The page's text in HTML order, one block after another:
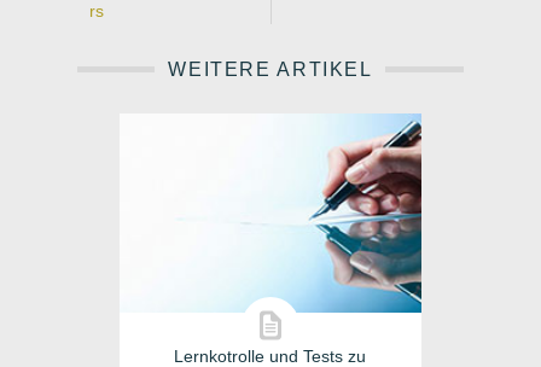
rs
WEITERE ARTIKEL
Lernkotrolle und Tests zu